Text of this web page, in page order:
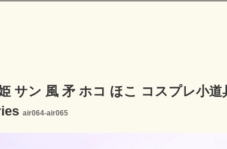
サン 風 矛 ホコ ほこ コスプレ小
air064-air065